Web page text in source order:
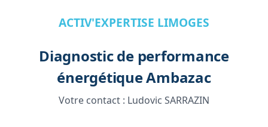
ACTIV'EXPERTISE LIMOGES
Diagnostic de performance
énergétique Ambazac
Votre contact : Ludovic SARRAZIN